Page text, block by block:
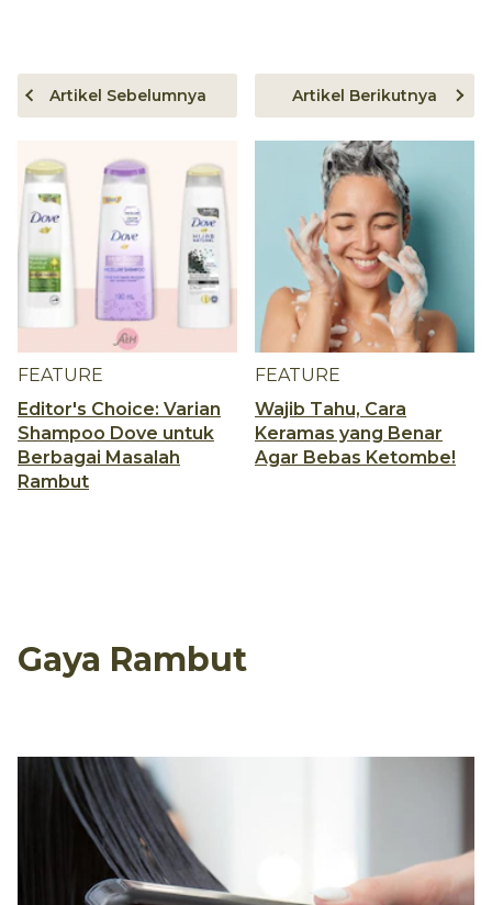
FEATURE
Editor's Choice: Varian
Shampoo Dove untuk
Berbagai Masalah
Rambut
Artikel Sebelumnya
FEATURE
Wajib Tahu, Cara
Keramas yang Benar
Agar Bebas Ketombe!
Artikel Berikutnya
Gaya Rambut